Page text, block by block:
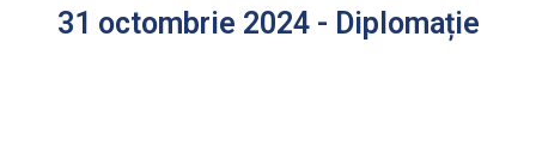
31 octombrie 2024 - Diplomație